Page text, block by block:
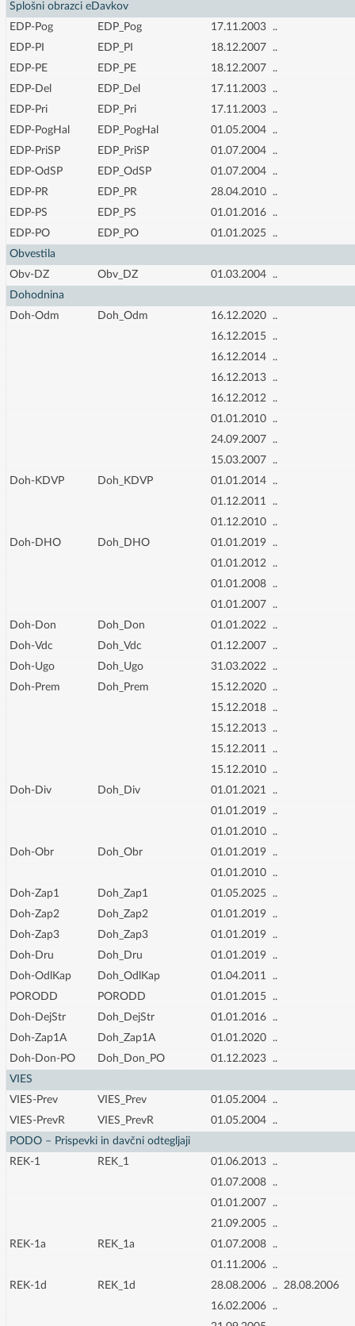
Splošni obrazci eDavkov
EDP-Pog
EDP_Pog 17.11.2003
..
EDP-PI
EDP_PI 18.12.2007
..
EDP-PE
EDP_PE 18.12.2007
..
EDP-Del
EDP_Del 17.11.2003
..
EDP-Pri
EDP_Pri 17.11.2003
..
EDP-PogHal
EDP_PogHal 01.05.2004
..
EDP-PriSP
EDP_PriSP 01.07.2004
..
EDP-OdSP
EDP_OdSP 01.07.2004
..
EDP-PR
EDP_PR 28.04.2010
..
EDP-PS
EDP_PS 01.01.2016
..
EDP-PO
EDP_PO 01.01.2025
..
Obvestila
Obv-DZ
Obv_DZ 01.03.2004
..
Dohodnina
Doh-Odm
Doh_Odm 16.12.2020
..
16.12.2015
..
16.12.2014
..
16.12.2013
..
16.12.2012
..
01.01.2010
..
24.09.2007
..
15.03.2007
..
Doh-KDVP
Doh_KDVP 01.01.2014
..
01.12.2011
..
01.12.2010
..
Doh-DHO
Doh_DHO 01.01.2019
..
01.01.2012
..
01.01.2008
..
01.01.2007
..
Doh-Don
Doh_Don 01.01.2022
..
Doh-Vdc
Doh_Vdc 01.12.2007
..
Doh-Ugo
Doh_Ugo 31.03.2022
..
Doh-Prem
Doh_Prem 15.12.2020
..
15.12.2018
..
15.12.2013
..
15.12.2011
..
15.12.2010
..
Doh-Div
Doh_Div 01.01.2021
..
01.01.2019
..
01.01.2010
..
Doh-Obr
Doh_Obr 01.01.2019
..
01.01.2010
..
Doh-Zap1
Doh_Zap1 01.05.2025
..
Doh-Zap2
Doh_Zap2 01.01.2019
..
Doh-Zap3
Doh_Zap3 01.01.2019
..
Doh-Dru
Doh_Dru 01.01.2019
..
Doh-OdlKap
Doh_OdlKap 01.04.2011
..
PORODD
PORODD 01.01.2015
..
Doh-DejStr
Doh_DejStr 01.01.2016
..
Doh-Zap1A
Doh_Zap1A 01.01.2020
..
Doh-Don-PO
Doh_Don_PO 01.12.2023
..
VIES
VIES-Prev
VIES_Prev 01.05.2004
..
VIES-PrevR
VIES_PrevR 01.05.2004
..
PODO – Prispevki in davčni odtegljaji
REK-1
REK_1 01.06.2013
..
01.07.2008
..
01.01.2007
..
21.09.2005
..
REK-1a
REK_1a 01.07.2008
..
01.11.2006
..
REK-1d
REK_1d 28.08.2006 .. 28.08.2006
16.02.2006
..